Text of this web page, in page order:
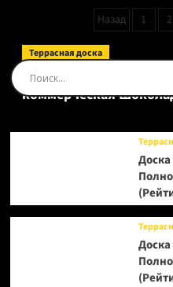
доска
Tarkett
Дуб
(Рейтинг
записей
Назад 1 2
Террасная доска
Доска террасная
коммерческая